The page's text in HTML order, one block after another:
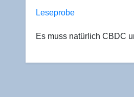
Lese­pro­be
Es muss natür­lich CBDC